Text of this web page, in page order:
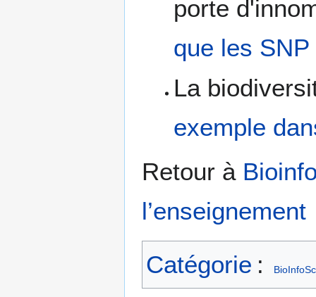
porte
que les
La
exemple
Retour à
l’enseignement
Catégorie :